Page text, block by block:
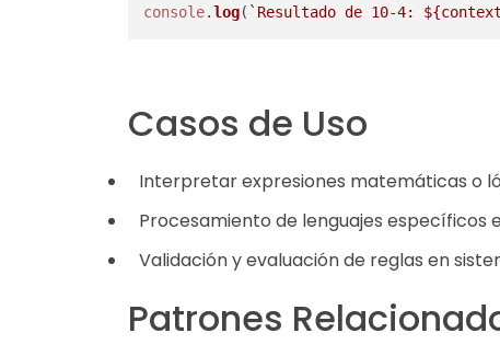
console.log( `Resultado de 10-4:
Casos de Uso
Interpretar expresiones matemáticas o
Procesamiento de lenguajes específicos
Validación y evaluación de reglas en
Patrones